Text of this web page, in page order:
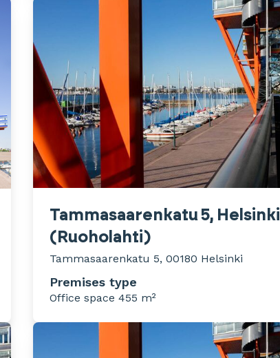
Tammasaarenkatu 5, Helsinki
(Ruoholahti)
Tammasaarenkatu 5, 00180 Helsinki
Premises type
Office space 455 m²